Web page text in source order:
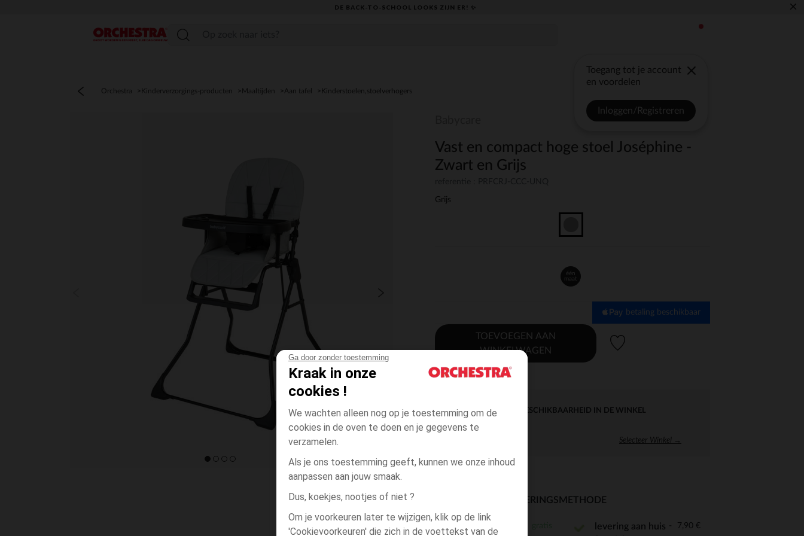
Ga door zonder toestemming
Kraak in onze
cookies !
We wachten alleen nog op je toestemming om de
cookies in de oven te doen en je gegevens te
verzamelen.
Als je ons toestemming geeft, kunnen we onze inhoud
aanpassen aan jouw smaak.
Dus, koekjes, nootjes of niet ?
Om je voorkeuren later te wijzigen, klik op de link
'Cookievoorkeuren' die zich in de voettekst van de
DE BACK-TO-SCHOOL LOOKS ZIJN ER! ✨ ×
menu
Toegang tot je account
en voordelen
Inloggen/Registreren
Orchestra Kinderverzorgings-producten Maaltijden Aan tafel Kinderstoelen,stoelverhogers
Vast en compact hoge stoel Joséphine -
Zwart en Grijs
Grijs
één
maat
betaling beschikbaar
TOEVOEGEN AAN
WINKELWAGEN
DIRECTE BESCHIKBAARHEID IN DE WINKEL
Selecteer Winkel →
BESCHIKBAARE LEVERINGSMETHODE
winkel levering levering aan huis 7,90 €